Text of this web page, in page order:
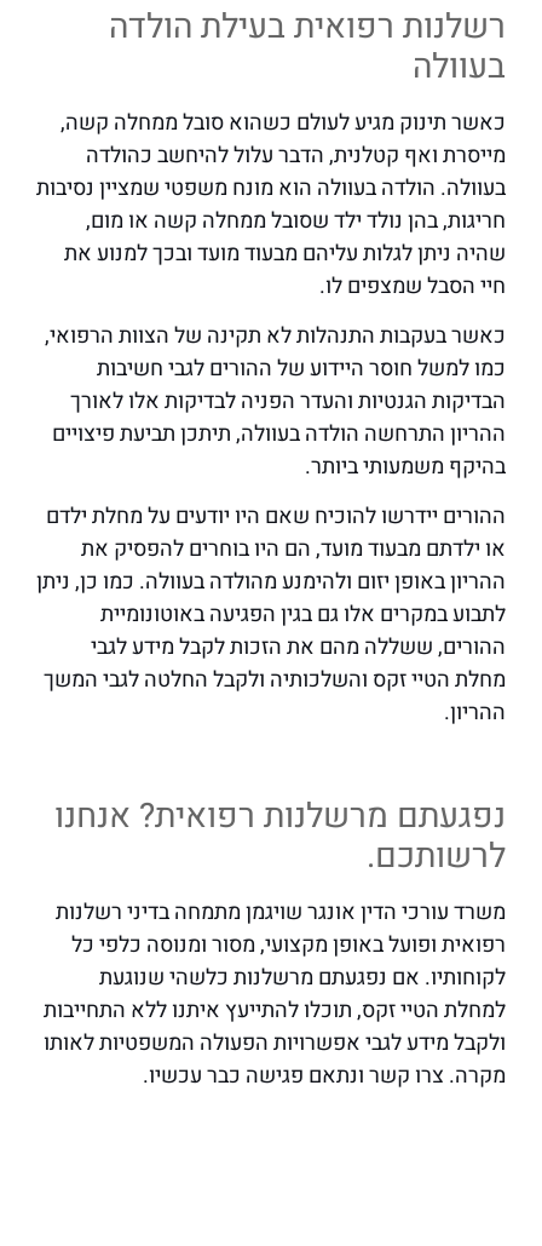
רשלנות רפואית בעילת הולדה
בעוולה
כאשר תינוק מגיע לעולם כשהוא סובל ממחלה קשה,
מייסרת ואף קטלנית, הדבר עלול להיחשב כהולדה
בעוולה. הולדה בעוולה הוא מונח משפטי שמציין נסיבות
חריגות, בהן נולד ילד שסובל ממחלה קשה או מום,
שהיה ניתן לגלות עליהם מבעוד מועד ובכך למנוע את
חיי הסבל שמצפים לו.
כאשר בעקבות התנהלות לא תקינה של הצוות הרפואי,
כמו למשל חוסר היידוע של ההורים לגבי חשיבות
הבדיקות הגנטיות והעדר הפניה לבדיקות אלו לאורך
ההריון התרחשה הולדה בעוולה, תיתכן תביעת פיצויים
בהיקף משמעותי ביותר.
ההורים יידרשו להוכיח שאם היו יודעים על מחלת ילדם
או ילדתם מבעוד מועד, הם היו בוחרים להפסיק את
ההריון באופן יזום ולהימנע מהולדה בעוולה. כמו כן, ניתן
לתבוע במקרים אלו גם בגין הפגיעה באוטונומיית
ההורים, ששללה מהם את הזכות לקבל מידע לגבי
מחלת הטיי זקס והשלכותיה ולקבל החלטה לגבי המשך
ההריון.
נפגעתם מרשלנות רפואית? אנחנו
לרשותכם.
משרד עורכי הדין אונגר שויגמן מתמחה בדיני רשלנות
רפואית ופועל באופן מקצועי, מסור ומנוסה כלפי כל
לקוחותיו. אם נפגעתם מרשלנות כלשהי שנוגעת
למחלת הטיי זקס, תוכלו להתייעץ איתנו ללא התחייבות
ולקבל מידע לגבי אפשרויות הפעולה המשפטיות לאותו
מקרה. צרו קשר ונתאם פגישה כבר עכשיו.